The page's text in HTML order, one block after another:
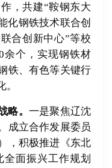
，共建“鞍钢东大
化钢铁技术联合创
合创新中心”等校
余个，实现钢铁材
铁、有色等关键行
略。 一是聚焦辽沈
成立合作发展委员
，积极推进《东北
面振兴工作规划